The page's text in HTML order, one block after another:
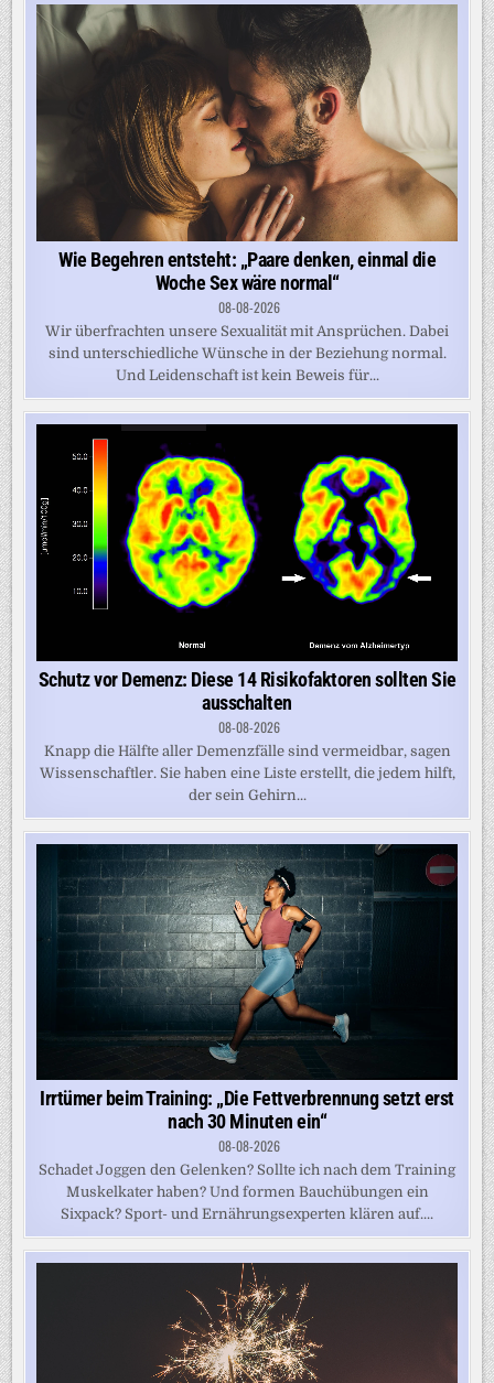
Wie Begehren entsteht: „Paare denken, einmal die
Woche Sex wäre normal“
08-08-2026
Wir überfrachten unsere Sexualität mit Ansprüchen. Dabei
sind unterschiedliche Wünsche in der Beziehung normal.
Und Leidenschaft ist kein Beweis für...
Schutz vor Demenz: Diese 14 Risikofaktoren sollten Sie
ausschalten
08-08-2026
Knapp die Hälfte aller Demenzfälle sind vermeidbar, sagen
Wissenschaftler. Sie haben eine Liste erstellt, die jedem hilft,
der sein Gehirn...
Irrtümer beim Training: „Die Fettverbrennung setzt erst
nach 30 Minuten ein“
08-08-2026
Schadet Joggen den Gelenken? Sollte ich nach dem Training
Muskelkater haben? Und formen Bauchübungen ein
Sixpack? Sport- und Ernährungsexperten klären auf....